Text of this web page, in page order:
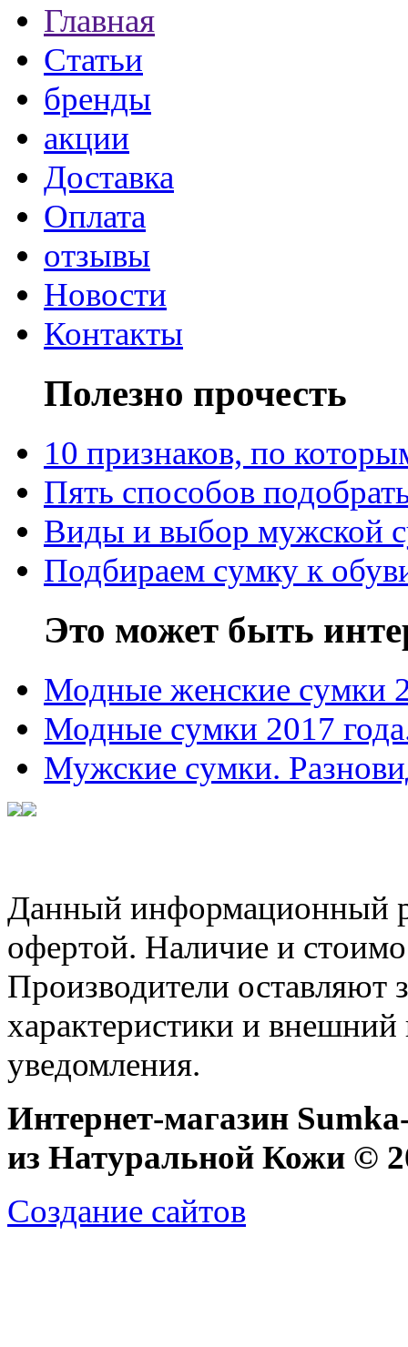
Главная
Статьи
бренды
акции
Доставка
Оплата
отзывы
Новости
Контакты
Полезно прочесть
10 признаков, по
Пять способов
Виды и выбор мужской
Подбираем сумку к
Это может быть
Модные женские сумки
Модные сумки 2017
Мужские сумки.
Данный информационный
офертой. Наличие и
Производители оставляют
характеристики и внешний
уведомления.
Интернет-магазин
из Натуральной Кожи ©
Создание сайтов